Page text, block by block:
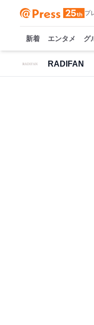
プ
新着 エンタメ グ
RADIFAN